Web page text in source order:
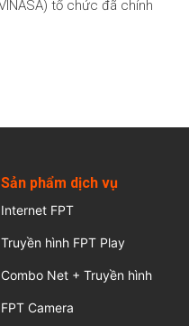
tổ chức đã chính
Sản phẩm dịch vụ
Internet FPT
Truyền hình FPT Play
Combo Net + Truyền hình
FPT Camera